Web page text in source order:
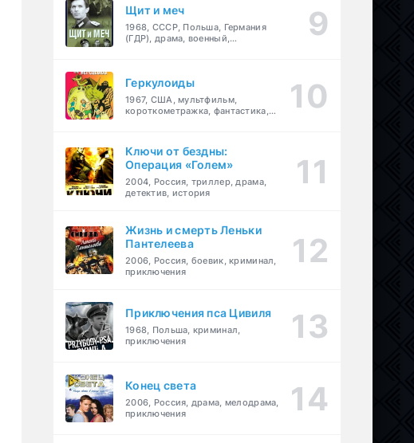
Щит и меч
1968, СССР, Польша, Германия
(ГДР), драма, военный,
Геркулоиды
1967, США, мультфильм,
короткометражка, фантастика,
Ключи от бездны:
Операция «Голем»
2004, Россия, триллер, драма,
детектив, история
Жизнь и смерть Леньки
Пантелеева
2006, Россия, боевик, криминал,
приключения
Приключения пса Цивиля
1968, Польша, криминал,
приключения
Конец света
2006, Россия, драма, мелодрама,
приключения